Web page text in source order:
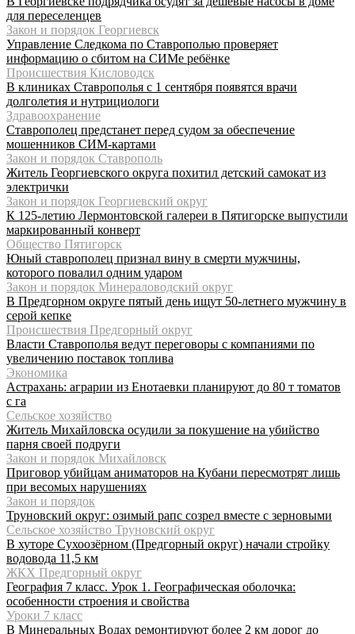
для переселенцев
Закон и порядок Георгиевск
Управление Следкома по Ставрополью проверяет
информацию о сбитом на СИМе ребёнке
Происшествия Кисловодск
В клиниках Ставрополья с 1 сентября появятся врачи
долголетия и нутрициологи
Здравоохранение
Ставрополец предстанет перед судом за обеспечение
мошенников СИМ-картами
Закон и порядок Ставрополь
Житель Георгиевского округа похитил детский самокат из
электрички
Закон и порядок Георгиевский округ
К 125-летию Лермонтовской галереи в Пятигорске выпустили
маркированный конверт
Общество Пятигорск
Юный ставрополец признал вину в смерти мужчины,
которого повалил одним ударом
Закон и порядок Минераловодский округ
В Предгорном округе пятый день ищут 50-летнего мужчину в
серой кепке
Происшествия Предгорный округ
Власти Ставрополья ведут переговоры с компаниями по
увеличению поставок топлива
Экономика
Астрахань: аграрии из Енотаевки планируют до 80 т томатов
с га
Сельское хозяйство
Житель Михайловска осудили за покушение на убийство
парня своей подруги
Закон и порядок Михайловск
Приговор убийцам аниматоров на Кубани пересмотрят лишь
при весомых нарушениях
Закон и порядок
Труновский округ: озимый рапс созрел вместе с зерновыми
Сельское хозяйство Труновский округ
В хуторе Сухоозёрном (Предгорный округ) начали стройку
водовода 11,5 км
ЖКХ Предгорный округ
География 7 класс. Урок 1. Географическая оболочка:
особенности строения и свойства
Уроки 7 класс
В Минеральных Водах ремонтируют более 2 км дорог до